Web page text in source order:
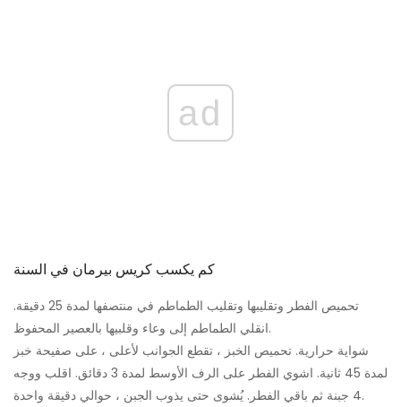
ad
كم يكسب كريس بيرمان في السنة
تحميص الفطر وتقليبها وتقليب الطماطم في منتصفها لمدة 25 دقيقة.
انقلي الطماطم إلى وعاء وقلبيها بالعصير المحفوظ.
شواية حرارية. تحميص الخبز ، تقطع الجوانب لأعلى ، على صفيحة خبز
لمدة 45 ثانية. اشوي الفطر على الرف الأوسط لمدة 3 دقائق. اقلب ووجه
4 جبنة ثم باقي الفطر. يُشوى حتى يذوب الجبن ، حوالي دقيقة واحدة.